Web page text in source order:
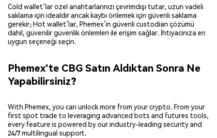
Cold wallet’lar özel anahtarlarınızı çevrimdışı tutar, uzun vadeli
saklama için idealdir ancak kaybı önlemek için güvenli saklama
gerekir; Hot wallet’lar, Phemex’in güvenli custodian çözümü
dahil, güvenilir güvenlik önlemleri ile erişim sağlar. İhtiyacınıza en
uygun seçeneği seçin.
Phemex'te CBG Satın Aldıktan Sonra Ne
Yapabilirsiniz?
With Phemex, you can unlock more from your crypto. From your
first spot trade to leveraging advanced bots and futures tools,
every feature is powered by our industry-leading security and
24/7 multilingual support.